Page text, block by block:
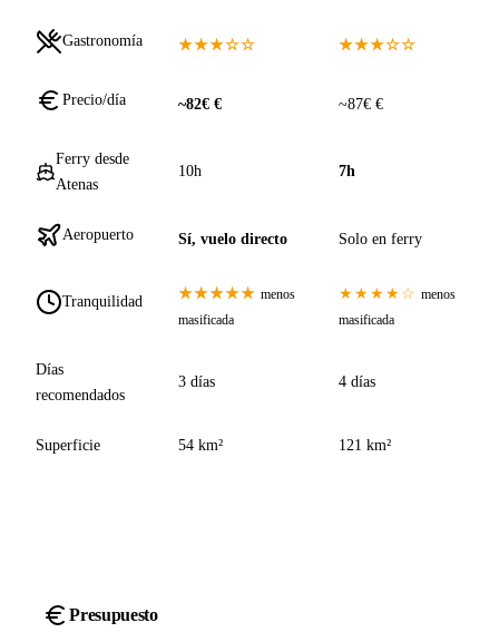
Gastronomía ★★★☆☆ ★★★☆☆
Precio/día ~82€ € ~87€ €
Ferry desde
Atenas
10h 7h
Aeropuerto Sí, vuelo directo Solo en ferry
Tranquilidad ★★★★★ menos
masificada
★★★★☆ menos
masificada
Días
recomendados
3 días 4 días
Superficie 54 km² 121 km²
Presupuesto